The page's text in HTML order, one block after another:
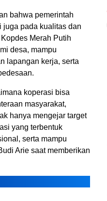
bahwa pemerintah
juga pada kualitas dan
Merah Putih
desa, mampu
lapangan kerja, serta
koperasi bisa
masyarakat,
hanya mengejar target
yang terbentuk
serta mampu
Arie saat memberikan